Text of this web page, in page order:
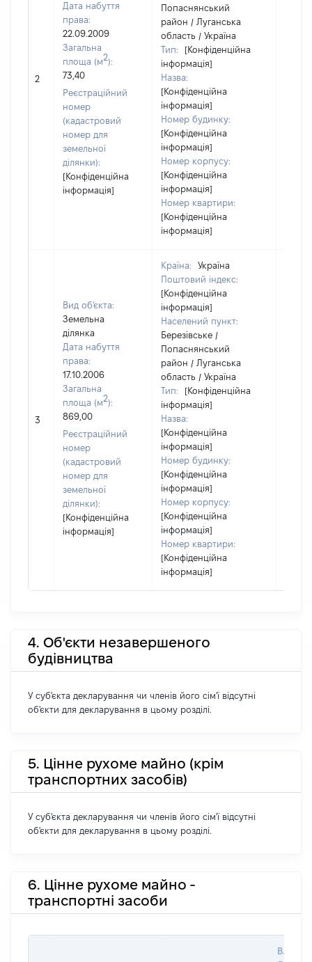
2
Дата набуття
права:
22.09.2009
Загальна
площа (м2):
73,40
Реєстраційний
номер
(кадастровий
номер для
земельної
ділянки):
[Конфіденційна
інформація]
Попаснянський
район / Луганська
область / Україна
Тип:
[Конфіденційна
інформація]
Назва:
[Конфіденційна
інформація]
Номер будинку:
[Конфіденційна
інформація]
Номер корпусу:
[Конфіденційна
інформація]
Номер квартири:
[Конфіденційна
інформація]
3
Вид об'єкта:
Земельна
ділянка
Дата набуття
права:
17.10.2006
Загальна
площа (м2):
869,00
Реєстраційний
номер
(кадастровий
номер для
земельної
ділянки):
[Конфіденційна
інформація]
Країна:
Україна
Поштовий індекс:
[Конфіденційна
інформація]
Населений пункт:
Березівське /
Попаснянський
район / Луганська
область / Україна
Тип:
[Конфіденційна
інформація]
Назва:
[Конфіденційна
інформація]
Номер будинку:
[Конфіденційна
інформація]
Номер корпусу:
[Конфіденційна
інформація]
Номер квартири:
[Конфіденційна
інформація]
4. Об'єкти незавершеного
будівництва
У суб'єкта декларування чи членів його сім'ї відсутні
об'єкти для декларування в цьому розділі.
5. Цінне рухоме майно (крім
транспортних засобів)
У суб'єкта декларування чи членів його сім'ї відсутні
об'єкти для декларування в цьому розділі.
6. Цінне рухоме майно -
транспортні засоби